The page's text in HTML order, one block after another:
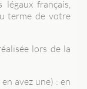
français,
terme de votre
lors de la
avez une) : en